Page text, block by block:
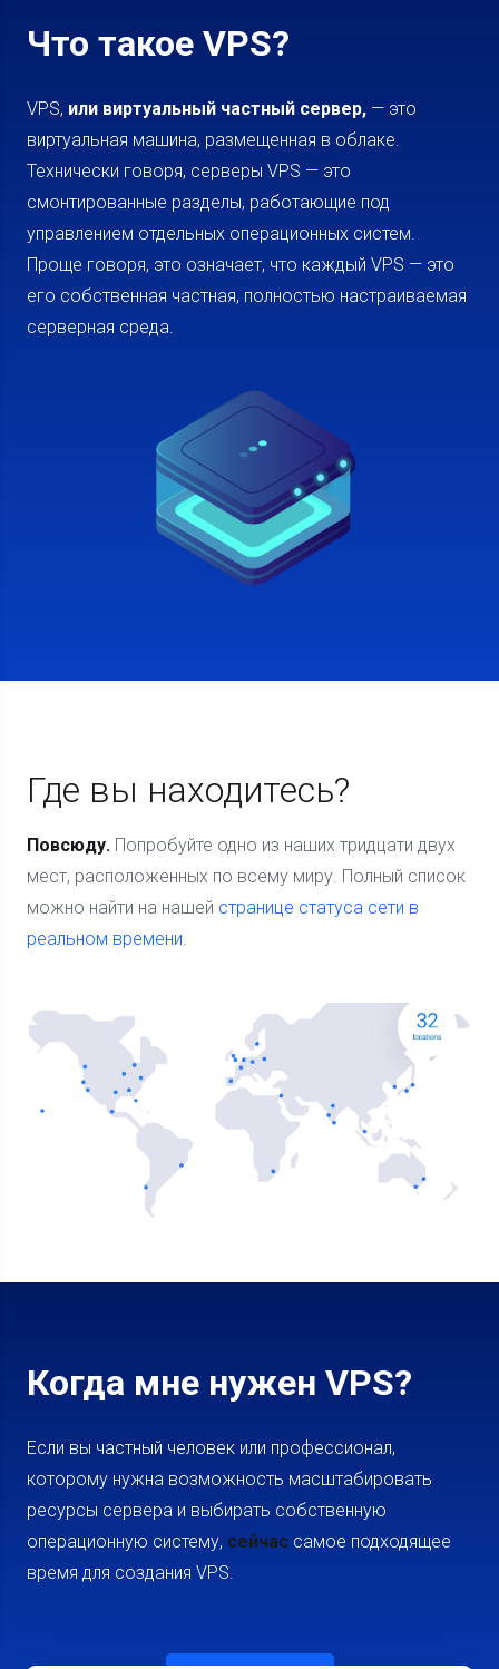
Что такое VPS?
VPS, или виртуальный частный сервер, — это
виртуальная машина, размещенная в облаке.
Технически говоря, серверы VPS — это
смонтированные разделы, работающие под
управлением отдельных операционных систем.
Проще говоря, это означает, что каждый VPS — это
его собственная частная, полностью настраиваемая
серверная среда.
Где вы находитесь?
Повсюду. Попробуйте одно из наших тридцати двух
мест, расположенных по всему миру. Полный список
можно найти на нашей странице статуса сети в
реальном времени.
Когда мне нужен VPS?
Если вы частный человек или профессионал,
которому нужна возможность масштабировать
ресурсы сервера и выбирать собственную
операционную систему, сейчас самое подходящее
время для создания VPS.